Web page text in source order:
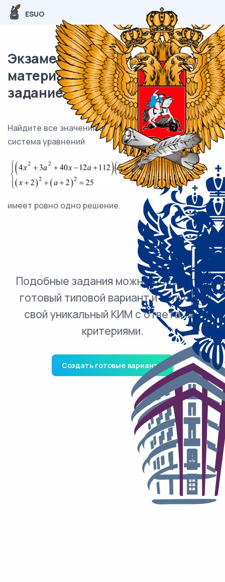
ESUO
Экзаменационный (типовой)
материал ЕГЭ / профиль / 18
задание (24) / 64
Найдите все значения a , при каждом из которых
система уравнений
имеет ровно одно решение.
Подобные задания можно добавить в
готовый типовой вариант и получить
свой уникальный КИМ с ответами и
критериями.
Создать готовые варианты